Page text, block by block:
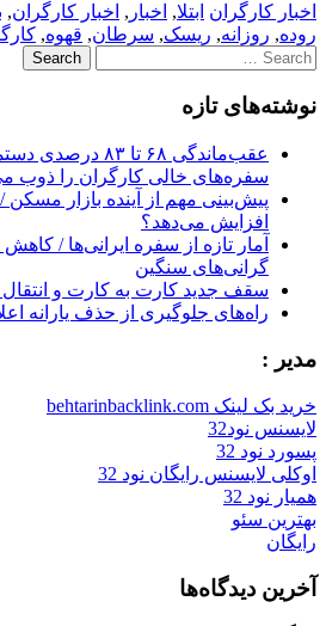
اخبار کارگران ابتلا, اخبار , اخبار کارگران,
روده, روزانه, ریسک, سرطان, قهوه,
Search
for:
نوشته‌های تازه
عقب‌ماندگی ۶۸ تا ۸۳
سفره‌های خالی کارگران را ذوب
پیش‌بینی مهم از آینده بازار مسکن
افزایش می‌دهد؟
آمار تازه از سفره ایرانی‌ها /
گرانی‌های سنگین
سقف جدید کارت به کارت و انتقال
راه‌های جلوگیری از حذف یارانه
مدیر :
خرید بک لینک behtarinbacklink.com
لایسنس نود32
پسورد نود 32
اوکلی لایسنس رایگان نود 32
همیار نود 32
بهترین سئو
رایگان
آخرین دیدگاه‌ها